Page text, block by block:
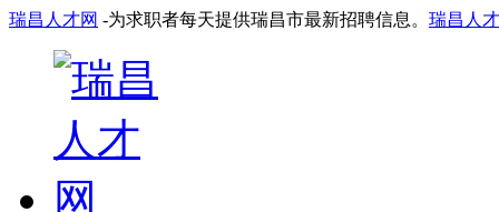
瑞昌人才网 -为求职者每天提供瑞昌市最新招聘信息。 瑞昌人